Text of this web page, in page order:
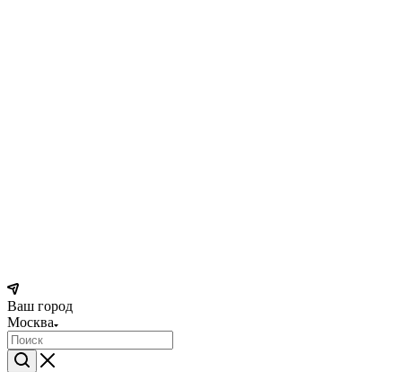
Ваш город
Москва